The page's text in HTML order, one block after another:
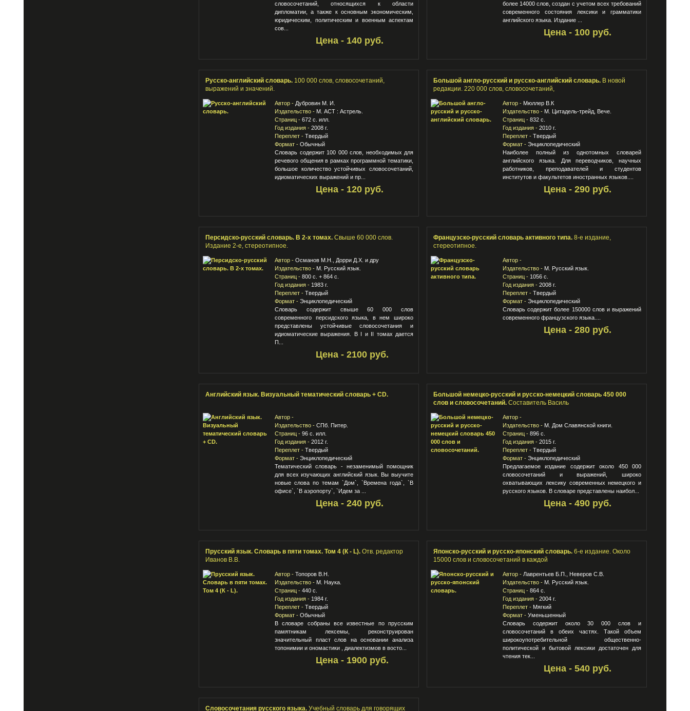
словосочетаний, относящихся к области
дипломатии, а также к основным экономическим,
юридическим, политическим и военным аспектам
сов...
Цена - 140 руб.
более 14000 слов, создан с учетом всех требований
современного состояния лексики и грамматики
английского языка. Издание ...
Цена - 100 руб.
Русско-английский словарь. 100 000 слов, словосочетаний,
выражений и значений.
Автор - Дубровин М. И.
Издательство - М. АСТ : Астрель.
Страниц - 672 с. илл.
Год издания - 2008 г.
Переплет - Твердый
Формат - Обычный
Словарь содержит 100 000 слов, необходимых для
речевого общения в рамках программной тематики,
большое количество устойчивых словосочетаний,
идиоматических выражений и пр...
Цена - 120 руб.
Большой англо-русский и русско-английский словарь. В новой
редакции. 220 000 слов, словосочетаний,
Автор - Мюллер В.К
Издательство - М. Цитадель-трейд, Вече.
Страниц - 832 с.
Год издания - 2010 г.
Переплет - Твердый
Формат - Энциклопедический
Наиболее полный из однотомных словарей
английского языка. Для переводчиков, научных
работников, преподавателей и студентов
институтов и факультетов иностранных языков....
Цена - 290 руб.
Персидско-русский словарь. В 2-х томах. Свыше 60 000 слов.
Издание 2-е, стереотипное.
Автор - Османов М.Н., Дорри Д.Х. и дру
Издательство - М. Русский язык.
Страниц - 800 с. + 864 с.
Год издания - 1983 г.
Переплет - Твердый
Формат - Энциклопедический
Словарь содержит свыше 60 000 слов
современного персидского языка, в нем широко
представлены устойчивые словосочетания и
идиоматические выражения. В I и II томах дается
П...
Цена - 2100 руб.
Французско-русский словарь активного типа. 8-е издание,
стереотипное.
Автор -
Издательство - М. Русский язык.
Страниц - 1056 с.
Год издания - 2008 г.
Переплет - Твердый
Формат - Энциклопедический
Словарь содержит более 150000 слов и выражений
современного французского языка....
Цена - 280 руб.
Английский язык. Визуальный тематический словарь + CD.
Автор -
Издательство - СПб. Питер.
Страниц - 96 с. илл.
Год издания - 2012 г.
Переплет - Твердый
Формат - Энциклопедический
Тематический словарь - незаменимый помощник
для всех изучающих английский язык. Вы выучите
новые слова по темам `Дом`, `Времена года`, `В
офисе`, `В аэропорту`, `Идем за ...
Цена - 240 руб.
Большой немецко-русский и русско-немецкий словарь 450 000
слов и словосочетаний. Составитель Василь
Автор -
Издательство - М. Дом Славянской книги.
Страниц - 896 с.
Год издания - 2015 г.
Переплет - Твердый
Формат - Энциклопедический
Предлагаемое издание содержит около 450 000
словосочетаний и выражений, широко
охватывающих лексику современных немецкого и
русского языков. В словаре представлены наибол...
Цена - 490 руб.
Прусский язык. Словарь в пяти томах. Том 4 (К - L). Отв. редактор
Иванов В.В.
Автор - Топоров В.Н.
Издательство - М. Наука.
Страниц - 440 с.
Год издания - 1984 г.
Переплет - Твердый
Формат - Обычный
В словаре собраны все известные по прусским
памятникам лексемы, реконструирован
значительный пласт слов на основании анализа
топонимии и ономастики , диалектизмов в восто...
Цена - 1900 руб.
Японско-русский и русско-японский словарь. 6-е издание. Около
15000 слов и словосочетаний в каждой
Автор - Лаврентьев Б.П., Неверов С.В.
Издательство - М. Русский язык.
Страниц - 864 с.
Год издания - 2004 г.
Переплет - Мягкий
Формат - Уменьшенный
Словарь содержит около 30 000 слов и
словосочетаний в обеих частях. Такой объем
широкоупотребительной общественно-
политической и бытовой лексики достаточен для
чтения тек...
Цена - 540 руб.
Словосочетания русского языка. Учебный словарь для говорящих